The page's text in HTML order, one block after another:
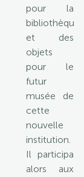
pour la
bibliothèque
et des
objets
pour le
futur
musée de
cette
nouvelle
institution.
Il participa
alors aux